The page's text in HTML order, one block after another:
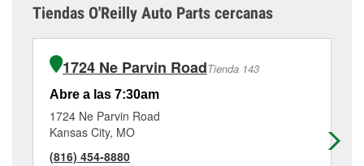
Tiendas O'Reilly Auto Parts cercanas
1724 Ne Parvin RoadTienda 143
Abre a las 7:30am
1724 Ne Parvin Road
Kansas City, MO
(816) 454-8880